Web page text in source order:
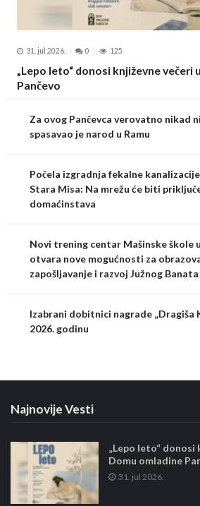
31. jul 2026. 0 125
„Lepo leto“ donosi književne večeri
Pančevo
Za ovog Pančevca verovatno nikad
spasavao je narod u Ramu
Počela izgradnja fekalne
Stara Misa: Na mrežu će biti
domaćinstava
Novi trening centar Mašinske škole
otvara nove mogućnosti za
zapošljavanje i razvoj Južnog Banata
Izabrani dobitnici nagrade „Dragiša
2026. godinu
Najnovije Vesti
„Lepo leto“ donosi
Domu omladine
31. jul 2026.